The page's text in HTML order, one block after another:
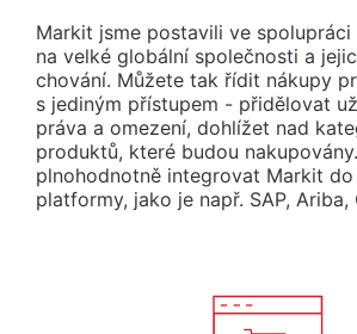
Markit jsme postavili ve
na velké globální společnosti a
chování. Můžete tak řídit nákupy
s jediným přístupem - přidělovat
práva a omezení, dohlížet nad
produktů, které budou
plnohodnotně integrovat Markit
platformy, jako je např. SAP, Ariba,